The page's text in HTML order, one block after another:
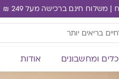
כלים ומחשבונים אודות